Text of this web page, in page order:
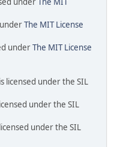
The MIT License
underThe MIT License
licensed under the SIL
under the SIL
under the SIL